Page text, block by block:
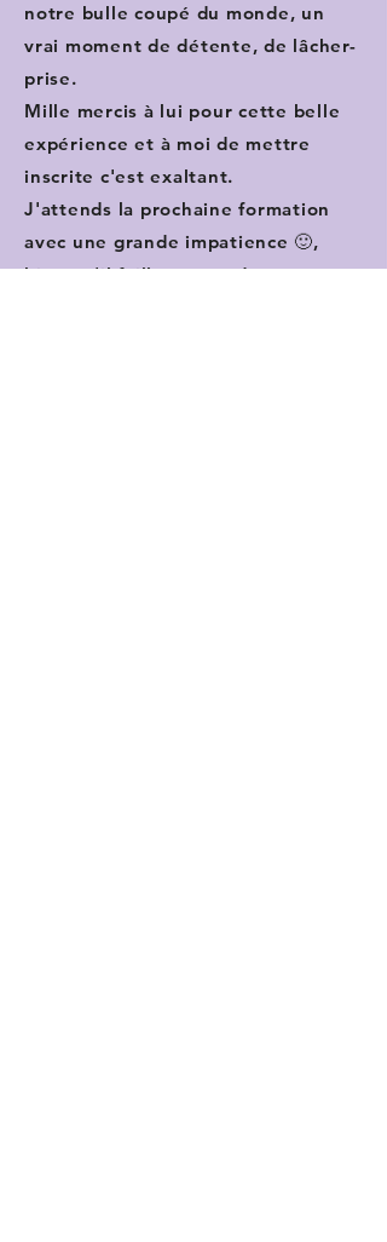
notre bulle coupé du monde, un
vrai moment de détente, de lâcher-
prise.
Mille mercis à lui pour cette belle
expérience et à moi de mettre
inscrite c'est exaltant.
J'attends la prochaine formation
avec une grande impatience 🙂,
bien qu'il faille apprend à être